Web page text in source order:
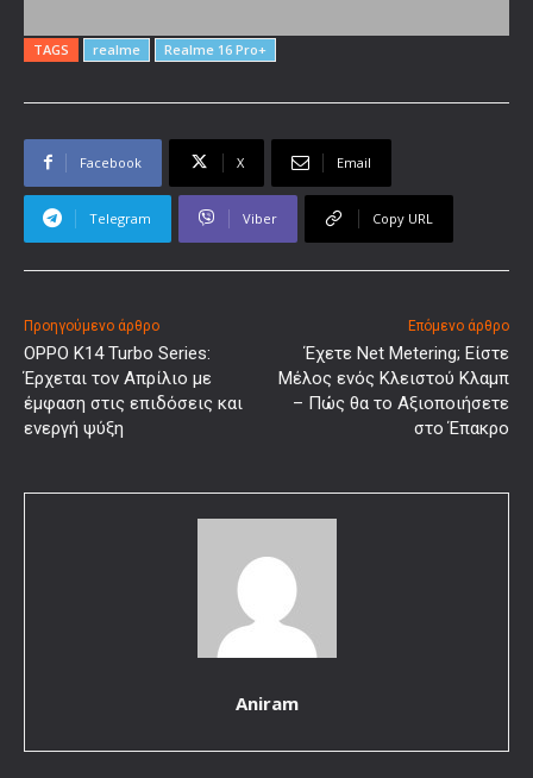
TAGS realme Realme 16 Pro+
Facebook X Email
Telegram Viber Copy URL
Προηγούμενο άρθρο
OPPO K14 Turbo Series:
Έρχεται τον Απρίλιο με
έμφαση στις επιδόσεις και
ενεργή ψύξη
Επόμενο άρθρο
Έχετε Net Metering; Είστε
Μέλος ενός Κλειστού Κλαμπ
– Πώς θα το Αξιοποιήσετε
στο Έπακρο
Aniram